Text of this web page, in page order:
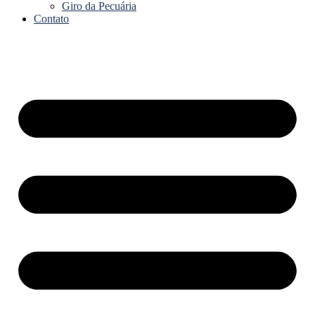
Giro da Pecuária
Contato